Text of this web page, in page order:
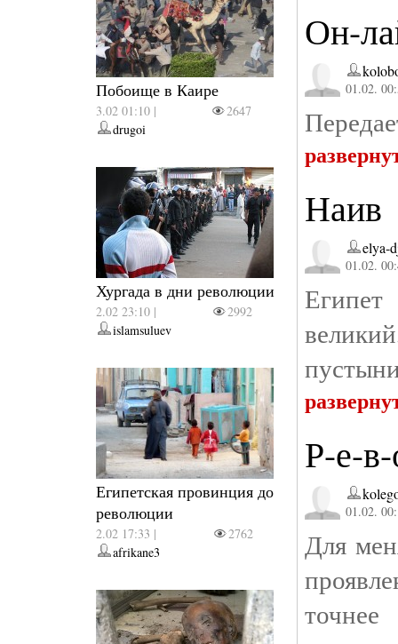
Побоище в Каире
3.02 01:10 |
2647
drugoi
Хургада в дни революции
2.02 23:10 |
2992
islamsuluev
Египетская провинция до
революции
2.02 17:33 |
2762
afrikane3
Он-
01.02.
Наив
elya-
01.02.
Р-е-
01.02.
Для